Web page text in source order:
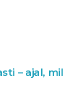
– ajal, mil